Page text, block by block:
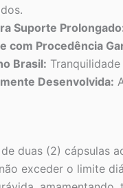
Suporte
com Procedência
Brasil:
Desenvolvida:
duas (2) cápsulas
exceder o limite